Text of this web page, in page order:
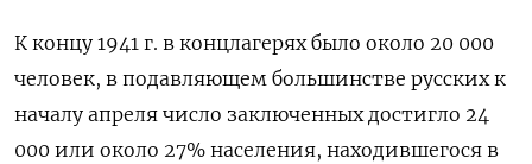
К концу 1941 г. в концлагерях было около 20 000
человек, в подавляющем большинстве русских к
началу апреля число заключенных достигло 24
000 или около 27% населения, находившегося в